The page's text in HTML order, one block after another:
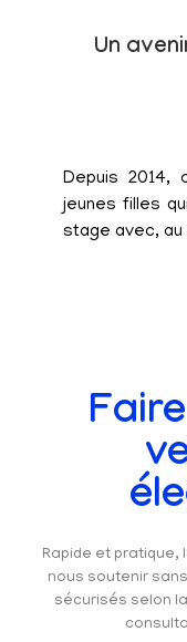
Un
Depuis
jeunes filles
stage avec, au
Rapide et pratique,
nous soutenir
sécurisés selon